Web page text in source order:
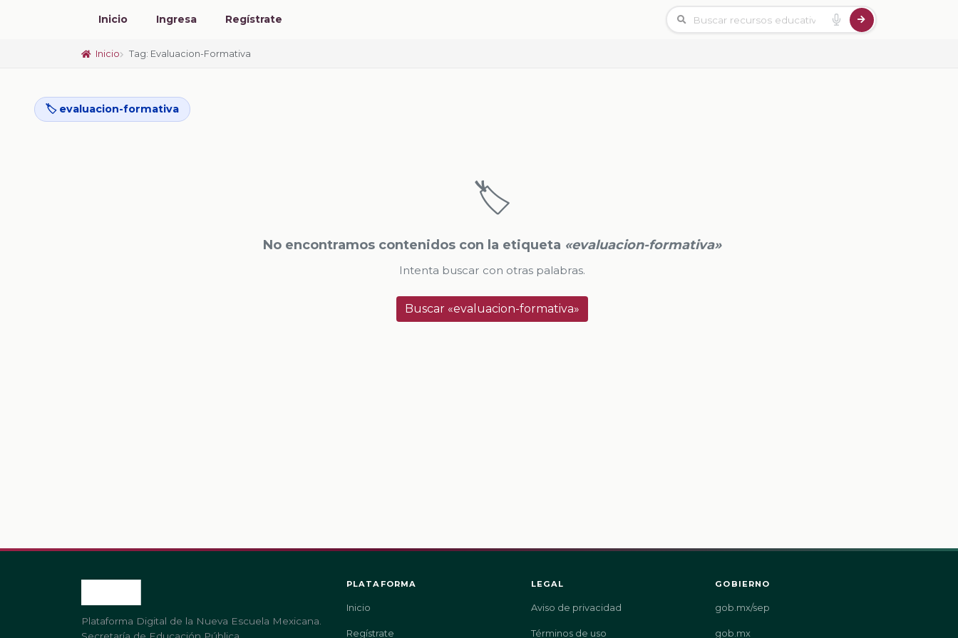
Inicio Ingresa Regístrate
Inicio Tag: Evaluacion-Formativa
🏷️ evaluacion-formativa
🏷️
No encontramos contenidos con la etiqueta «evaluacion-formativa»
Intenta buscar con otras palabras.
Buscar «evaluacion-formativa»
Plataforma Digital de la Nueva Escuela Mexicana.
PLATAFORMA
Inicio
Regístrate
LEGAL
Aviso de privacidad
Términos de uso
GOBIERNO
gob.mx/sep
gob.mx